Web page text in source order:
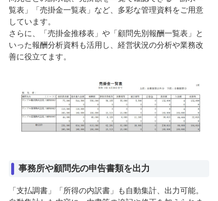
覧表」「売掛金一覧表」など、多彩な管理資料をご用意
しています。
さらに、「売掛金推移表」や「顧問先別報酬一覧表」と
いった報酬分析資料も活用し、経営状況の分析や業務改
善に役立てます。
事務所や顧問先の申告書類を出力
「支払調書」「所得の内訳書」も自動集計、出力可能。